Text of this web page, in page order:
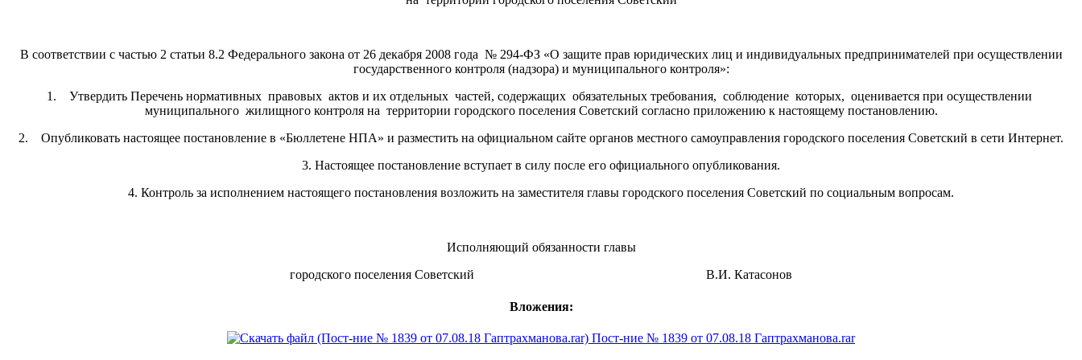
В соответствии с частью 2 статьи 8.2 Федерального закона от 26 декабря 2008 года № 294-ФЗ «О защите прав юридических лиц и индивидуальных предпринимателей при осуществлении
государственного контроля (надзора) и муниципального контроля»:
1. Утвердить Перечень нормативных правовых актов и их отдельных частей, содержащих обязательных требования, соблюдение которых, оценивается при осуществлении
муниципального жилищного контроля на территории городского поселения Советский согласно приложению к настоящему постановлению.
2. Опубликовать настоящее постановление в «Бюллетене НПА» и разместить на официальном сайте органов местного самоуправления городского поселения Советский в сети Интернет.
3. Настоящее постановление вступает в силу после его официального опубликования.
4. Контроль за исполнением настоящего постановления возложить на заместителя главы городского поселения Советский по социальным вопросам.
Исполняющий обязанности главы
городского поселения Советский В.И. Катасонов
Вложения:
Пост-ние № 1839 от 07.08.18 Гаптрахманова.rar